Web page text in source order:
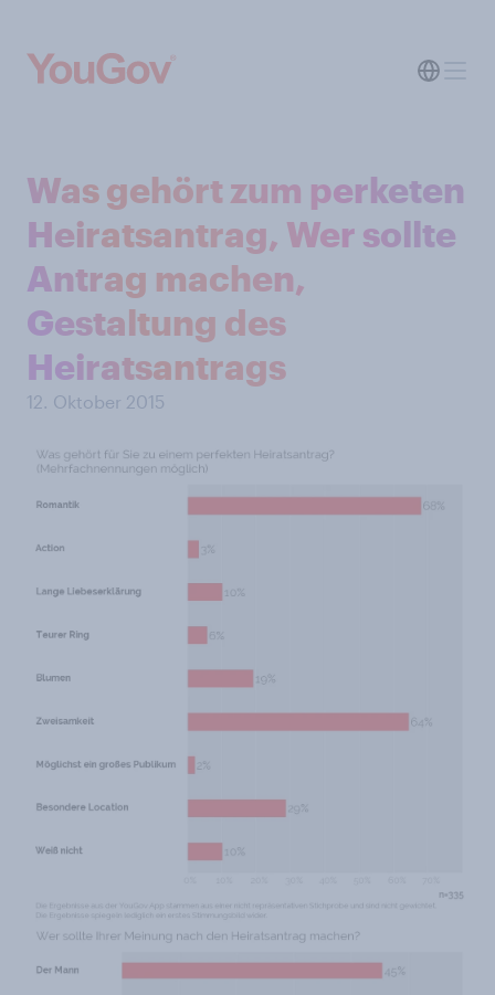
Was gehört zum perketen
Heiratsantrag, Wer sollte
Antrag machen,
Gestaltung des
Heiratsantrags
12. Oktober 2015